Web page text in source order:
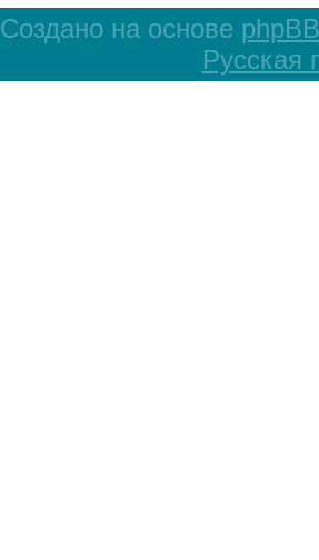
Создано на основе phpBB
Русская